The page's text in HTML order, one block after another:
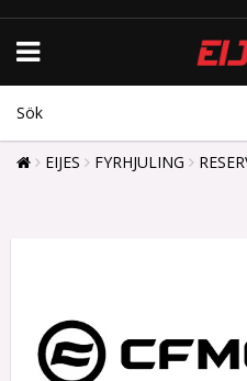
EIJES FYRHJULING